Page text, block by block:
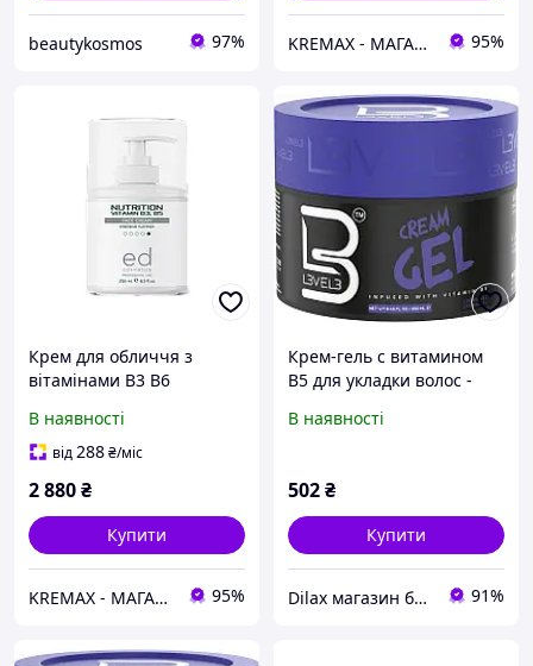
beautykosmos 97% KREMAX - МАГАЗИН КОСМЕТИКИ 95%
Крем для обличчя з
вітамінами B3 B6
face cream ED Cosmetics
250 мл
В наявності
від288₴/міс
2 880₴
Купити
KREMAX - МАГАЗИН КОСМЕТИКИ 95%
Крем-гель с витамином
В5 для укладки волос -
Vitamin B5 250ml
В наявності
502₴
Купити
Dilax магазин брендових дитячих іграшок та товарів для батьків. 91%